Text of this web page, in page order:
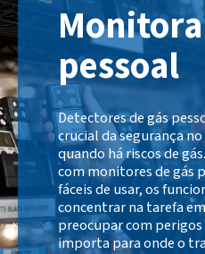
pessoal
Detectores de gás
crucial da segurança
quando há riscos de
com monitores de gás
fáceis de usar, os
concentrar na tarefa
preocupar com
importa para onde o